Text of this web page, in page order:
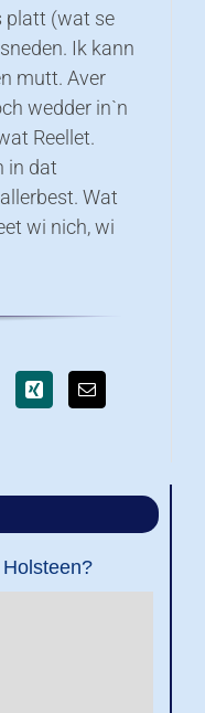
platt (wat se
Ik kann
mutt. Aver
wedder in`n
Reellet.
in dat
Wat
wi nich, wi